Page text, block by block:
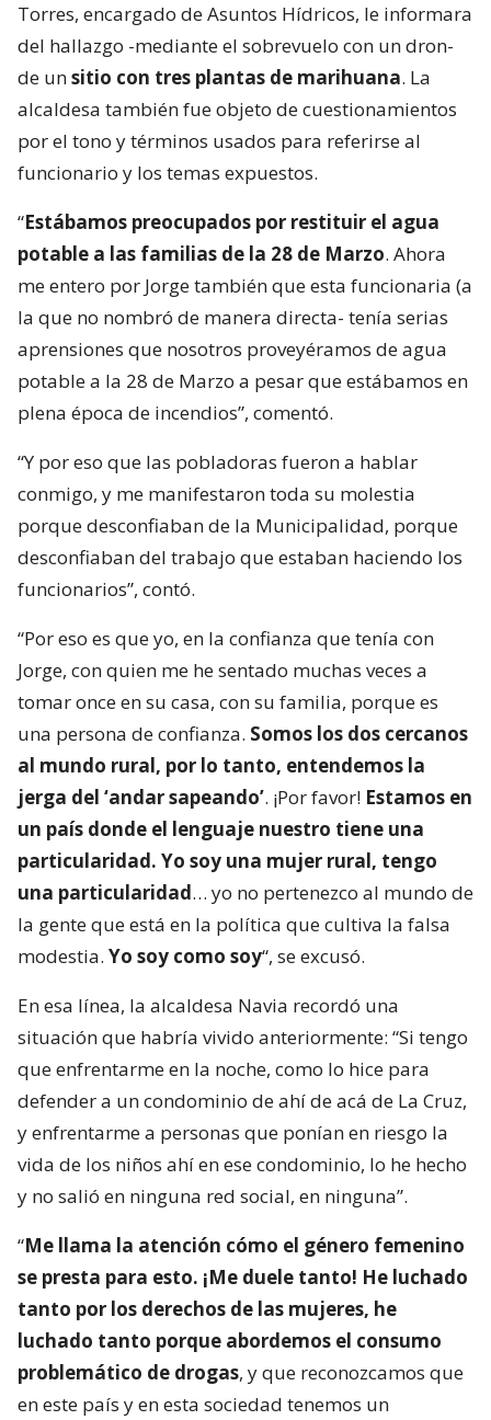
Torres, encargado de Asuntos Hídricos, le informara
del hallazgo -mediante el sobrevuelo con un dron-
de unsitio con tres plantas de marihuana. La
alcaldesa también fue objeto de cuestionamientos
por el tono y términos usados para referirse al
funcionario y los temas expuestos.
“Estábamos preocupados por restituir el agua
potable a las familias de la 28 de Marzo. Ahora
me entero por Jorge también que esta funcionaria (a
la que no nombró de manera directa- tenía serias
aprensiones que nosotros proveyéramos de agua
potable a la 28 de Marzo a pesar que estábamos en
plena época de incendios”, comentó.
“Y por eso que las pobladoras fueron a hablar
conmigo, y me manifestaron toda su molestia
porque desconfiaban de la Municipalidad, porque
desconfiaban del trabajo que estaban haciendo los
funcionarios”, contó.
“Por eso es que yo, en la confianza que tenía con
Jorge, con quien me he sentado muchas veces a
tomar once en su casa, con su familia, porque es
una persona de confianza. Somos los dos cercanos
al mundo rural, por lo tanto, entendemos la
jerga del ‘andar sapeando’. ¡Por favor! Estamos en
un país donde el lenguaje nuestro tiene una
particularidad. Yo soy una mujer rural, tengo
una particularidad… yo no pertenezco al mundo de
la gente que está en la política que cultiva la falsa
modestia. Yo soy como soy“, se excusó.
En esa línea, la alcaldesa Navia recordó una
situación que habría vivido anteriormente: “Si tengo
que enfrentarme en la noche, como lo hice para
defender a un condominio de ahí de acá de La Cruz,
y enfrentarme a personas que ponían en riesgo la
vida de los niños ahí en ese condominio, lo he hecho
y no salió en ninguna red social, en ninguna”.
“Me llama la atención cómo el género femenino
se presta para esto. ¡Me duele tanto! He luchado
tanto por los derechos de las mujeres, he
luchado tanto porque abordemos el consumo
problemático de drogas, y que reconozcamos que
en este país y en esta sociedad tenemos un